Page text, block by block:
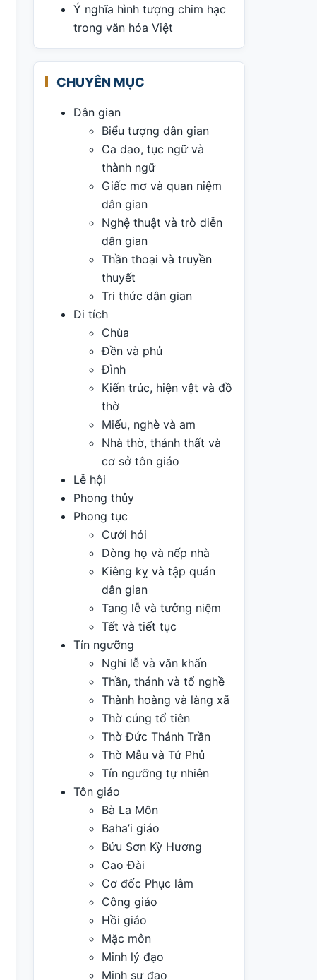
Ý nghĩa hình tượng chim hạc
trong văn hóa Việt
CHUYÊN MỤC
Dân gian
Biểu tượng dân gian
Ca dao, tục ngữ và
thành ngữ
Giấc mơ và quan niệm
dân gian
Nghệ thuật và trò diễn
dân gian
Thần thoại và truyền
thuyết
Tri thức dân gian
Di tích
Chùa
Đền và phủ
Đình
Kiến trúc, hiện vật và đồ
thờ
Miếu, nghè và am
Nhà thờ, thánh thất và
cơ sở tôn giáo
Lễ hội
Phong thủy
Phong tục
Cưới hỏi
Dòng họ và nếp nhà
Kiêng kỵ và tập quán
dân gian
Tang lễ và tưởng niệm
Tết và tiết tục
Tín ngưỡng
Nghi lễ và văn khấn
Thần, thánh và tổ nghề
Thành hoàng và làng xã
Thờ cúng tổ tiên
Thờ Đức Thánh Trần
Thờ Mẫu và Tứ Phủ
Tín ngưỡng tự nhiên
Tôn giáo
Bà La Môn
Baha’i giáo
Bửu Sơn Kỳ Hương
Cao Đài
Cơ đốc Phục lâm
Công giáo
Hồi giáo
Mặc môn
Minh lý đạo
Minh sư đạo